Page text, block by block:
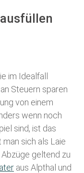
im Idealfall
Steuern sparen
von einem
wenn noch
sind, ist das
sich als Laie
geltend zu
aus Alpthal und